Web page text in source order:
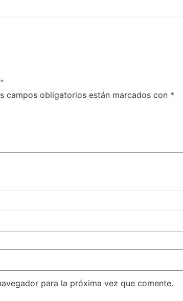
campos obligatorios están marcados con *
para la próxima vez que comente.